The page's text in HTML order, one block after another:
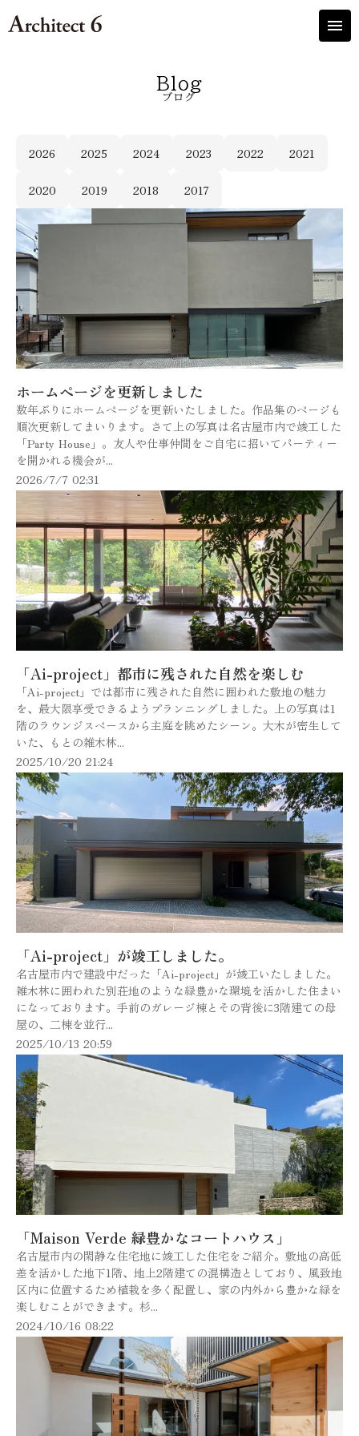
menu
Blog
ブログ
2026 2025 2024 2023 2022 2021
2020 2019 2018 2017
ホームページを更新しました
数年ぶりにホームページを更新いたしました。作品集のページも
順次更新してまいります。さて上の写真は名古屋市内で竣工した
「Party House」。友人や仕事仲間をご自宅に招いてパーティー
を開かれる機会が...
2026/7/7 02:31
「Ai-project」都市に残された自然を楽しむ
「Ai-project」では都市に残された自然に囲われた敷地の魅力
を、最大限享受できるようプランニングしました。上の写真は1
階のラウンジスペースから主庭を眺めたシーン。大木が密生して
いた、もとの雑木林...
2025/10/20 21:24
「Ai-project」が竣工しました。
名古屋市内で建設中だった「Ai-project」が竣工いたしました。
雑木林に囲われた別荘地のような緑豊かな環境を活かした住まい
になっております。手前のガレージ棟とその背後に3階建ての母
屋の、二棟を並行...
2025/10/13 20:59
「Maison Verde 緑豊かなコートハウス」
名古屋市内の閑静な住宅地に竣工した住宅をご紹介。敷地の高低
差を活かした地下1階、地上2階建ての混構造としており、風致地
区内に位置するため植栽を多く配置し、家の内外から豊かな緑を
楽しむことができます。杉...
2024/10/16 08:22